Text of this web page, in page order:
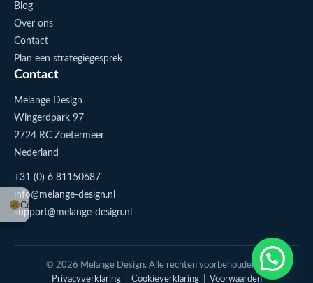
Cookie-instellingen
Stuur me een appje
1
Blog
Over ons
Contact
Plan een strategiegesprek
Contact
Melange Design
Wingerdpark 97
2724 RC Zoetermeer
Nederland
+31 (0) 6 81150687
info@melange-design.nl
support@melange-design.nl
© 2026 Melange Design. Alle rechten voorbehouden. |
Privacyverklaring| Cookieverklaring| Voorwaarden